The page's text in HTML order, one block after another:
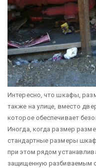
Интересно, что шкафы,
также на улице, вместо
которое обеспечивает
Иногда, когда размер
стандартные размеры
при этом рядом
защищенную разбиваемым